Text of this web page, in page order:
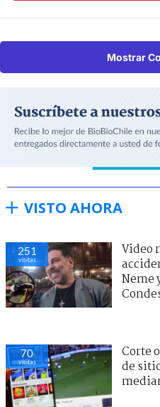
Mostrar
VISTO AHORA
251
visitas
Video
Neme
70
visitas
Corte
de